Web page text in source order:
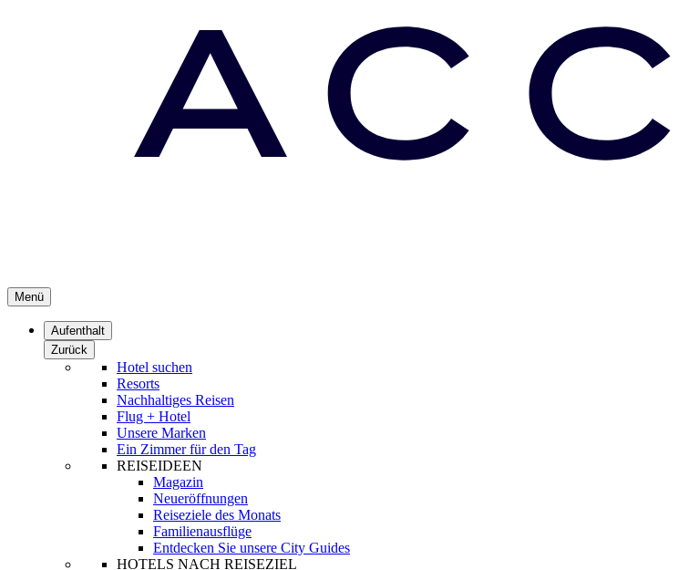
Menü
Aufenthalt
Zurück
Hotel suchen
Resorts
Nachhaltiges Reisen
Flug + Hotel
Unsere Marken
Ein Zimmer für den Tag
REISEIDEEN
Magazin
Neueröffnungen
Reiseziele des Monats
Familienausflüge
Entdecken Sie unsere City Guides
HOTELS NACH REISEZIEL